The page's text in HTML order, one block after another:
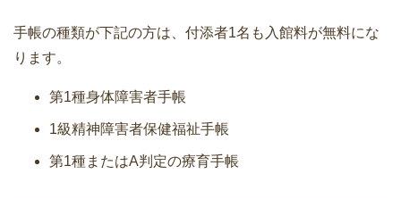
手帳の種類が下記の方は、付添者1名も入館料が無料にな
ります。
第1種身体障害者手帳
1級精神障害者保健福祉手帳
第1種またはA判定の療育手帳